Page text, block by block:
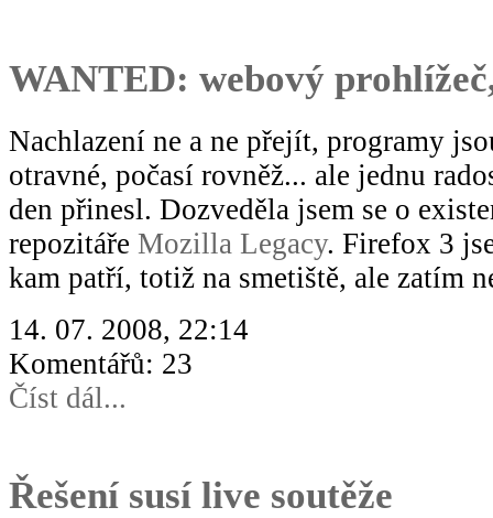
WANTED: webový
Nachlazení ne a ne přejít, programy
otravné, počasí rovněž... ale jednu
den přinesl. Dozveděla jsem se o
repozitáře Mozilla Legacy. Firefox 3
kam patří, totiž na smetiště, ale zatím
14. 07. 2008, 22:14
Komentářů: 23
Číst dál...
Řešení susí live soutěže